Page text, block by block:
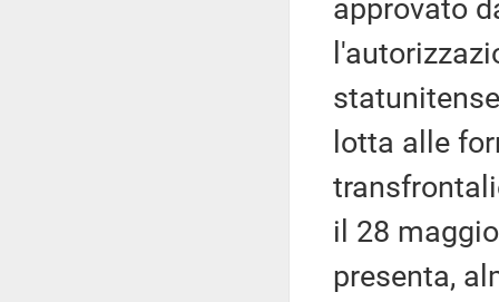
approvato
lotta alle
il 28
presenta,